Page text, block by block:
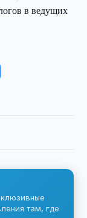
в ведущих
там, где